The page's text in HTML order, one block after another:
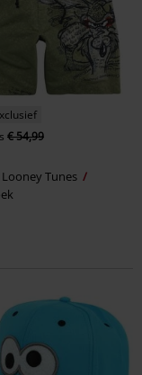
€ 54,99
Looney Tunes